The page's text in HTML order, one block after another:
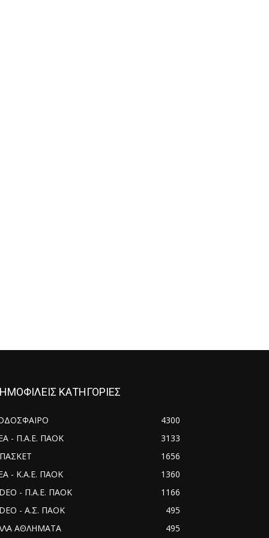
ΚΑΤΗΓΟΡΙΕΣ
4300
- Π.Α.Ε. ΠΑΟΚ
3133
1656
- Κ.Α.Ε. ΠΑΟΚ
1360
- Π.Α.Ε. ΠΑΟΚ
1166
- Α.Σ. ΠΑΟΚ
495
ΑΘΛΗΜΑΤΑ
495